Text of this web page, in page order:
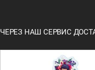
ЧЕРЕЗ НАШ СЕРВИС